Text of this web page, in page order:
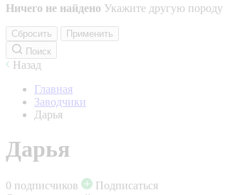
Ничего не найдено Укажите другую породу
Сбросить
Применить
Поиск
Назад
Главная
Заводчики
Дарья
Дарья
0 подписчиков
Подписаться